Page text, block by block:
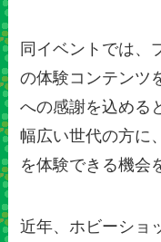
同イベントでは、
の体験コンテンツ
への感謝を込める
幅広い世代の方に
を体験できる機会
近年、ホビーショ